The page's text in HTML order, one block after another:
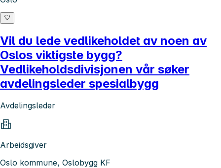
Vil du lede vedlikeholdet av noen av
Oslos viktigste bygg?
Vedlikeholdsdivisjonen vår søker
avdelingsleder spesialbygg
Avdelingsleder
Arbeidsgiver
Oslo kommune, Oslobygg KF